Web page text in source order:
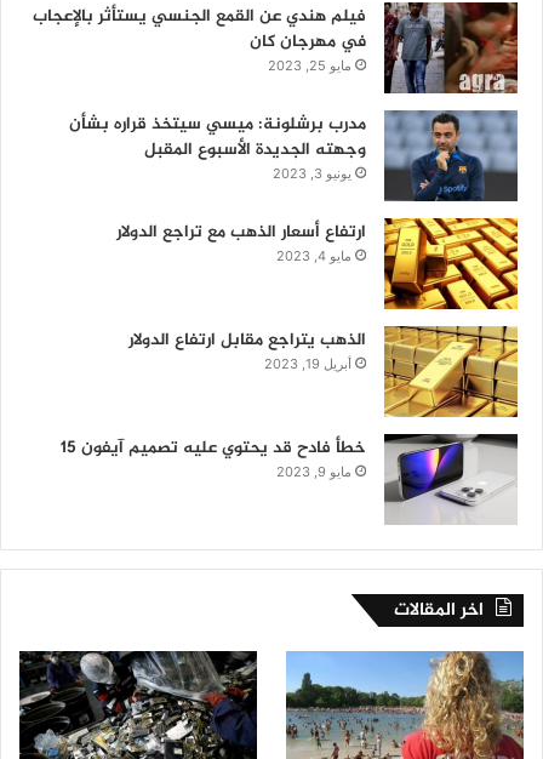
فيلم هندي عن القمع الجنسي يستأثر بالإعجاب
في مهرجان كان
مايو 25, 2023
مدرب برشلونة: ميسي سيتخذ قراره بشأن
وجهته الجديدة الأسبوع المقبل
يونيو 3, 2023
ارتفاع أسعار الذهب مع تراجع الدولار
مايو 4, 2023
الذهب يتراجع مقابل ارتفاع الدولار
أبريل 19, 2023
خطأ فادح قد يحتوي عليه تصميم آيفون 15
مايو 9, 2023
اخر المقالات